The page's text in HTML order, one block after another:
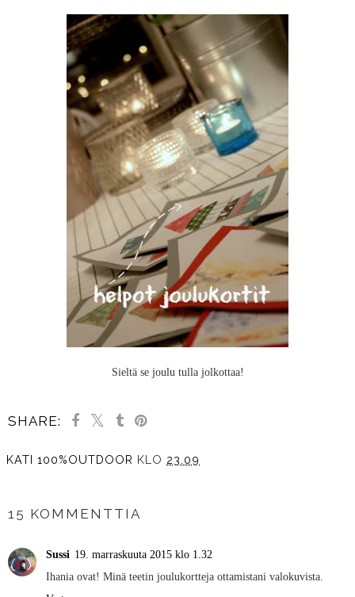
Sieltä se joulu tulla jolkottaa!
SHARE:
KATI 100%OUTDOOR KLO 23.09
15 KOMMENTTIA
Sussi 19. marraskuuta 2015 klo 1.32
Ihania ovat! Minä teetin joulukortteja ottamistani valokuvista.